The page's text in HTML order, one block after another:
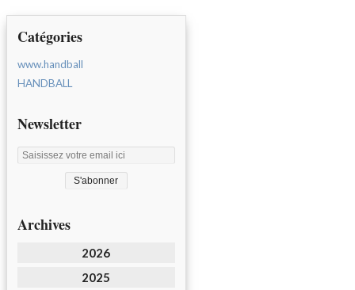
Catégories
www.handball
HANDBALL
Newsletter
Archives
2026
2025